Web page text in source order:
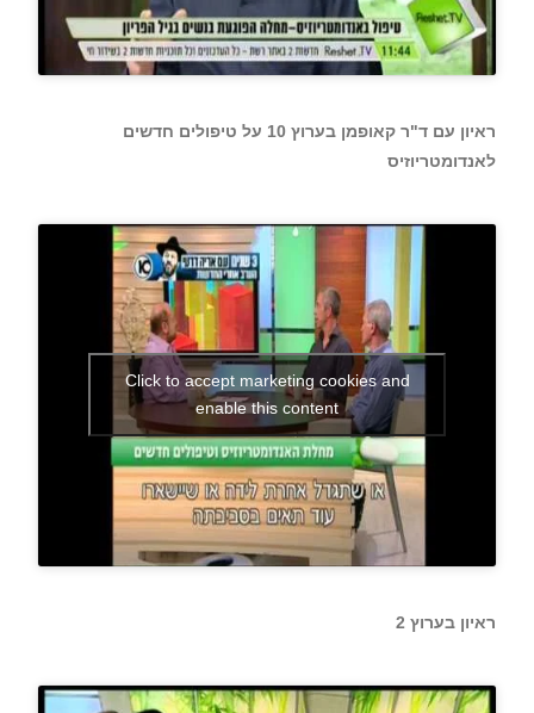
ראיון עם ד"ר קאופמן בערוץ 10 על טיפולים חדשים
לאנדומטריוזיס
Click to accept marketing cookies and
enable this content
ראיון בערוץ 2